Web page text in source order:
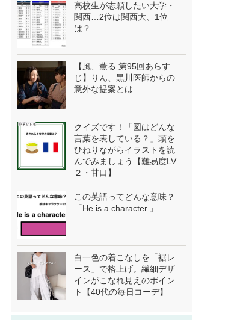
高校生が志願したい大学・
関西…2位は関西大、1位
は？
【風、薫る 第95回あらす
じ】りん、黒川医師からの
意外な提案とは
クイズです！「図はどんな
言葉を表している？」頭を
ひねりながらイラストを読
んでみましょう【難易度LV.
２・甘口】
この英語ってどんな意味？
「He is a character.」
白一色の着こなしを「裾レ
ース」で格上げ。繊細デザ
インがこなれ見えのポイン
ト【40代の毎日コーデ】